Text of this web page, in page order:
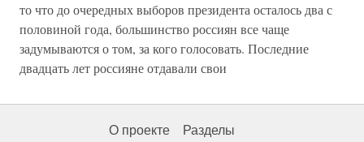
то что до очередных выборов президента осталось два с
половиной года, большинство россиян все чаще
задумываются о том, за кого голосовать. Последние
двадцать лет россияне отдавали свои
О проекте Разделы